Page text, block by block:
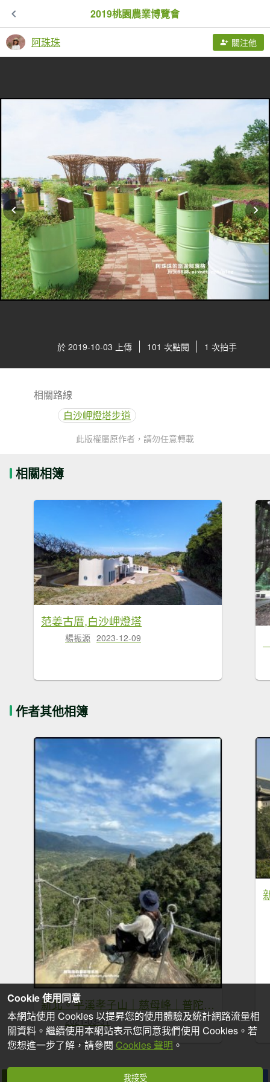
2019桃園農業博覽會
阿珠珠 關注他
於 2019-10-03 上傳 101 次點閱 1 次拍手
相關路線
白沙岬燈塔步道
此版權屬原作者，請勿任意轉載
相關相簿
范姜古厝,白沙岬燈塔
楊振源 2023-12-09
作者其他相簿
新北。平溪孝子山｜慈母峰｜普陀山一次挑戰三個刺激攀岩展望佳的小山峰
2021-03-31
Cookie 使用同意
本網站使用 Cookies 以提昇您的使用體驗及統計網路流量相
關資料。繼續使用本網站表示您同意我們使用 Cookies。若
您想進一步了解，請參閱 Cookies 聲明 。
我接受